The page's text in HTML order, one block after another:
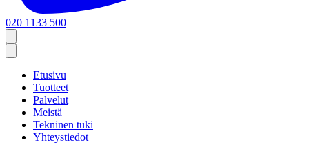
020 1133 500
Etusivu
Tuotteet
Palvelut
Meistä
Tekninen tuki
Yhteystiedot